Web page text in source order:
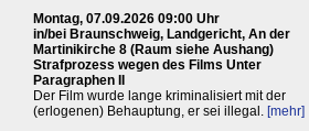
Montag, 07.09.2026 09:00 Uhr
in/bei Braunschweig, Landgericht, An der
Martinikirche 8 (Raum siehe Aushang)
Strafprozess wegen des Films Unter
Paragraphen II
Der Film wurde lange kriminalisiert mit der
(erlogenen) Behauptung, er sei illegal. [mehr]